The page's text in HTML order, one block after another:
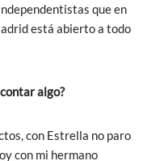
que en
está abierto a todo
algo?
con Estrella no paro
con mi hermano